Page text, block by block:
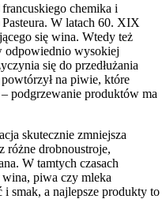
chemika i
W latach 60. XIX
się wina. Wtedy też
odpowiednio wysokiej
się do przedłużania
na piwie, które
podgrzewanie produktów ma
skutecznie zmniejsza
różne drobnoustroje,
W tamtych czasach
piwa czy mleka
smak, a najlepsze produkty to